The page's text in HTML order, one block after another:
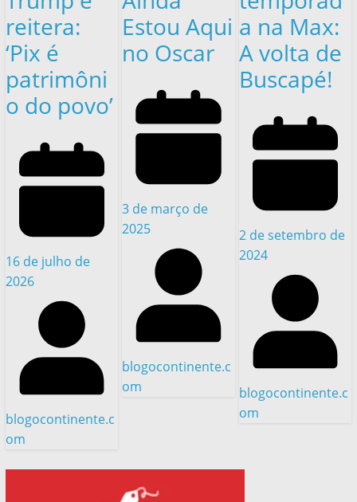
reitera:
‘Pix é
patrimôni
o do povo’
16 de julho de
2026
blogocontinente.c
om
Estou Aqui
no Oscar
3 de março de
2025
blogocontinente.c
om
a na Max:
A volta de
Buscapé!
2 de setembro de
2024
blogocontinente.c
om